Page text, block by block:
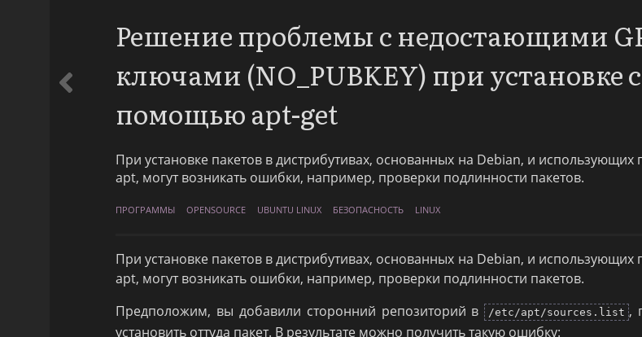
Решение проблемы с недостающими
ключами (NO_PUBKEY) при установке с
помощью apt-get
При установке пакетов в дистрибутивах, основанных на Debian, и
apt, могут возникать ошибки, например, проверки подлинности пакетов.
ПРОГРАММЫ OPENSOURCE UBUNTU LINUX БЕЗОПАСНОСТЬ LINUX
При установке пакетов в дистрибутивах, основанных на Debian, и
apt, могут возникать ошибки, например, проверки подлинности пакетов.
Предположим, вы добавили сторонний репозиторий в /etc/apt/sources.list ,
установить оттуда пакет. В результате можно получить такую ошибку: